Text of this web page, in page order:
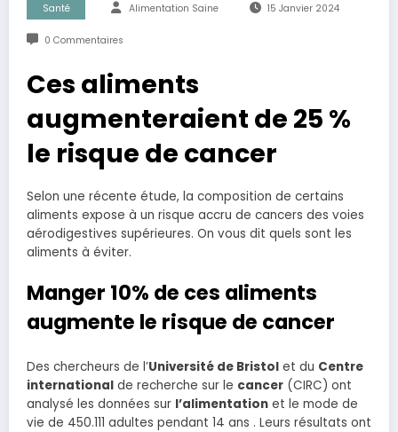
Santé Alimentation Saine 15 Janvier 2024
0 Commentaires
Ces aliments
augmenteraient de 25 %
le risque de cancer
Selon une récente étude, la composition de certains
aliments expose à un risque accru de cancers des voies
aérodigestives supérieures. On vous dit quels sont les
aliments à éviter.
Manger 10% de ces aliments
augmente le risque de cancer
Des chercheurs de l’Université de Bristol et du Centre
international de recherche sur le cancer (CIRC) ont
analysé les données sur l’alimentation et le mode de
vie de 450.111 adultes pendant 14 ans . Leurs résultats ont